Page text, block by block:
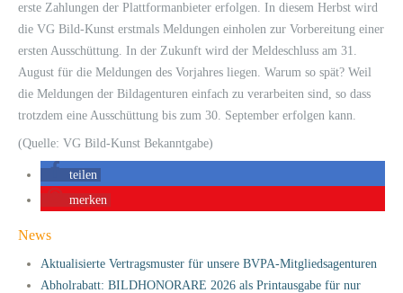
erste Zahlungen der Plattformanbieter erfolgen. In diesem Herbst wird
die VG Bild-Kunst erstmals Meldungen einholen zur Vorbereitung einer
ersten Ausschüttung. In der Zukunft wird der Meldeschluss am 31.
August für die Meldungen des Vorjahres liegen. Warum so spät? Weil
die Meldungen der Bildagenturen einfach zu verarbeiten sind, so dass
trotzdem eine Ausschüttung bis zum 30. September erfolgen kann.
(Quelle: VG Bild-Kunst Bekanntgabe)
teilen
merken
News
Aktualisierte Vertragsmuster für unsere BVPA-Mitgliedsagenturen
Abholrabatt: BILDHONORARE 2026 als Printausgabe für nur